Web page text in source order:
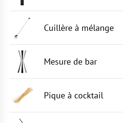
Cuillère à mélange
Mesure de bar
Pique à cocktail